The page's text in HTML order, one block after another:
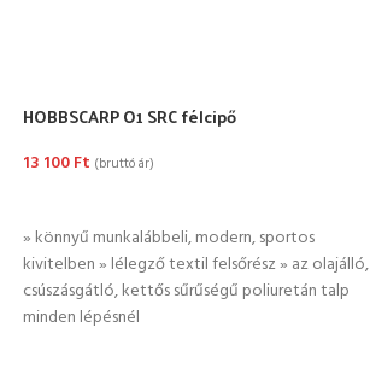
HOBBSCARP O1 SRC félcipő
13 100Ft (bruttó ár)
» könnyű munkalábbeli, modern, sportos
kivitelben » lélegző textil felsőrész » az olajálló,
csúszásgátló, kettős sűrűségű poliuretán talp
minden lépésnél